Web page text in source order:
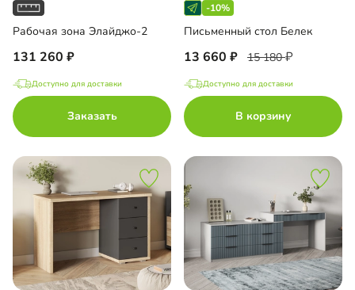
Рабочая зона Элайджо-2
131 260
Доступно для доставки
Заказать
-10%
Письменный стол Белек
13 660 15 180
Доступно для доставки
В корзину